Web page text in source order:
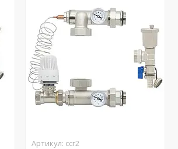
ссг2